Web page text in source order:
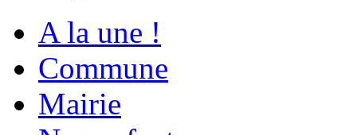
A la une !
Commune
Mairie